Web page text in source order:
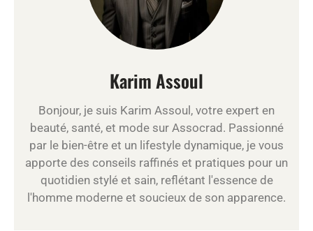
Karim Assoul
Bonjour, je suis Karim Assoul, votre expert en
beauté, santé, et mode sur Assocrad. Passionné
par le bien-être et un lifestyle dynamique, je vous
apporte des conseils raffinés et pratiques pour un
quotidien stylé et sain, reflétant l'essence de
l'homme moderne et soucieux de son apparence.